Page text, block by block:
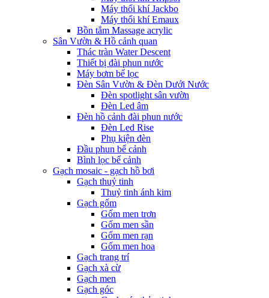
Máy thổi khí Jackbo
Máy thổi khí Emaux
Bồn tắm Massage acrylic
Sân Vườn & Hồ cảnh quan
Thác tràn Water Descent
Thiết bị đài phun nước
Máy bơm bể lọc
Đèn Sân Vườn & Đèn Dưới Nước
Đèn spotlight sân vườn
Đèn Led âm
Đèn hồ cảnh đài phun nước
Đèn Led Rise
Phụ kiện đèn
Đầu phun bể cảnh
Bình lọc bể cảnh
Gạch mosaic - gạch hồ bơi
Gạch thuỷ tinh
Thuỷ tinh ánh kim
Gạch gốm
Gốm men trơn
Gốm men sần
Gốm men rạn
Gốm men hoa
Gạch trang trí
Gạch xà cừ
Gạch men
Gạch góc